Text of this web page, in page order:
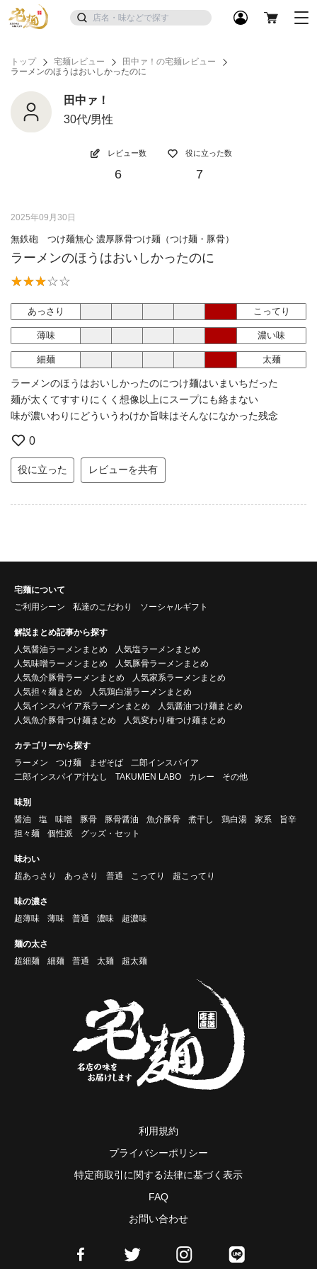
トップ 宅麺レビュー
田中ァ！の宅麺レビュー
ラーメンのほうはおいしかったのに
田中ァ！
30代/男性
レビュー数
6
役に立った数
7
2025年09月30日
無鉄砲 つけ麺無心 濃厚豚骨つけ麺（つけ麺・豚骨）
ラーメンのほうはおいしかったのに
あっさり こってり
薄味 濃い味
細麺 太麺
ラーメンのほうはおいしかったのにつけ麺はいまいちだった
麺が太くてすすりにくく想像以上にスープにも絡まない
味が濃いわりにどういうわけか旨味はそんなになかった残念
0
役に立った レビューを共有
宅麺について
ご利用シーン
私達のこだわり ソーシャルギフト
解説まとめ記事から探す
人気醤油ラーメンまとめ
人気塩ラーメンまとめ
人気味噌ラーメンまとめ
人気豚骨ラーメンまとめ
人気魚介豚骨ラーメンまとめ
人気家系ラーメンまとめ
人気担々麺まとめ
人気鶏白湯ラーメンまとめ
人気インスパイア系ラーメンまとめ
人気醤油つけ麺まとめ
人気魚介豚骨つけ麺まとめ
人気変わり種つけ麺まとめ
カテゴリーから探す
ラーメン
つけ麺 まぜそば
二郎インスパイア
二郎インスパイア汁なし
TAKUMEN LABO カレー その他
味別
醤油
塩 味噌 豚骨 豚骨醤油 魚介豚骨 煮干し 鶏白湯 家系
旨辛
担々麺
個性派 グッズ・セット
味わい
超あっさり
あっさり 普通 こってり 超こってり
味の濃さ
超薄味
薄味 普通 濃味 超濃味
麺の太さ
超細麺
細麺 普通 太麺 超太麺
利用規約
プライバシーポリシー
特定商取引に関する法律に基づく表示
FAQ
お問い合わせ